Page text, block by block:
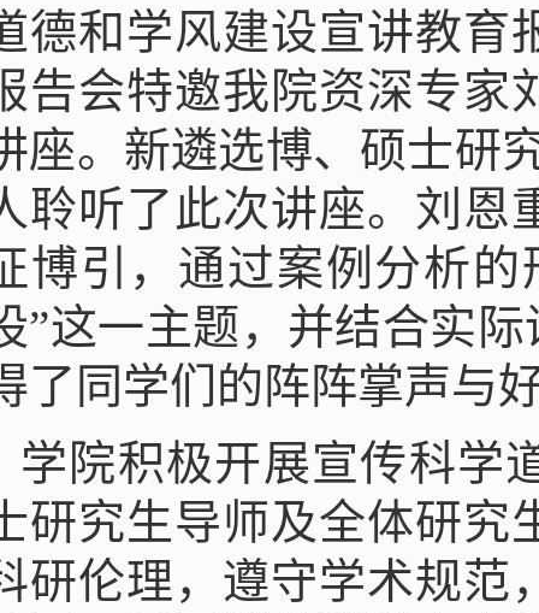
德和学风建设宣讲教育
告会特邀我院资深专家
座。新遴选博、硕士研
聆听了此次讲座。刘恩
博引，通过案例分析
”这一主题，并结合实
了同学们的阵阵掌声与
学院积极开展宣传科学
研究生导师及全体研究
研伦理，遵守学术规范